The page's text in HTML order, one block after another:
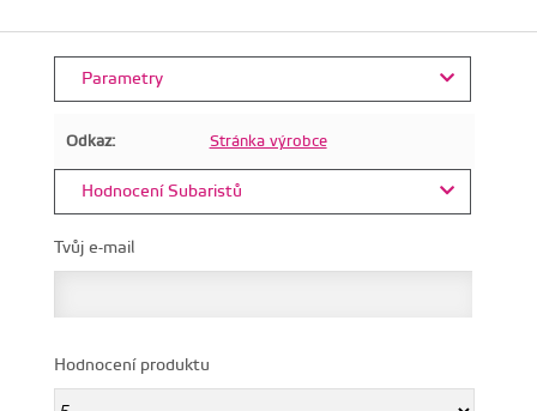
Parametry
Odkaz: Stránka výrobce
Hodnocení Subaristů
Tvůj e-mail
Hodnocení produktu